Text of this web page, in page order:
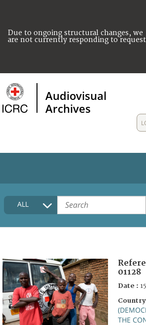
Due to ongoing structural changes, we
are not currently responding to
Audiovisual
Archives
HOME
COLLECTIONS DESCRIPTION
FAQ
ALL
01128
Date :
THE